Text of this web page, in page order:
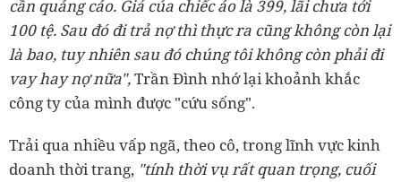
cần quảng cáo. Giá của chiếc áo là 399, lãi chưa tới
100 tệ. Sau đó đi trả nợ thì thực ra cũng không còn lại
là bao, tuy nhiên sau đó chúng tôi không còn phải đi
vay hay nợ nữa",Trần Đình nhớ lại khoảnh khắc
công ty của mình được "cứu sống".
Trải qua nhiều vấp ngã, theo cô, trong lĩnh vực kinh
doanh thời trang, "tính thời vụ rất quan trọng, cuối